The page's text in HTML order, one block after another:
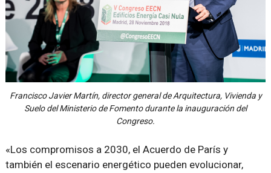
Francisco Javier Martín, director general de Arquitectura, Vivienda y
Suelo del Ministerio de Fomento durante la inauguración del
Congreso.
«Los compromisos a 2030, el Acuerdo de París y
también el escenario energético pueden evolucionar,